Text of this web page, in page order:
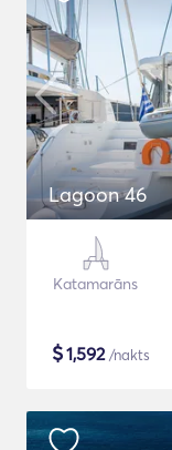
Lagoon 46
Katamarāns
$1,592/nakts